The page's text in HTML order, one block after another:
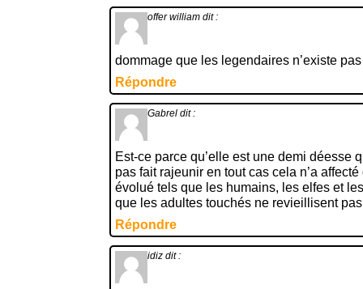
offer william dit :
dommage que les legendaires n’existe
Répondre
Gabrel dit :
Est-ce parce qu’elle est une demi déesse
pas fait rajeunir en tout cas cela n’a
évolué tels que les humains, les elfes et
que les adultes touchés ne revieillisent pas
Répondre
idiz dit :